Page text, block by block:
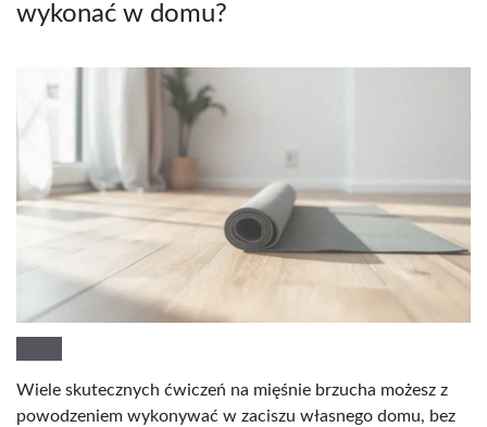
wykonać w domu?
Wiele skutecznych ćwiczeń na mięśnie brzucha możesz z
powodzeniem wykonywać w zaciszu własnego domu, bez